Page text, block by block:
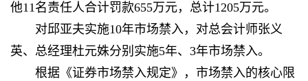
他11名责任人合计罚款655万元，总计1205万元。
对邱亚夫实施10年市场禁入，对总会计师张义
英、总经理杜元姝分别实施5年、3年市场禁入。
根据《证券市场禁入规定》，市场禁入的核心限